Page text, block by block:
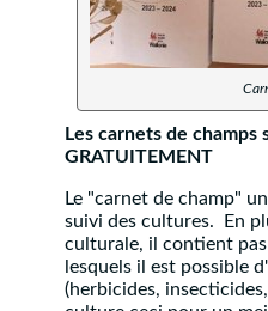
Les carnets de champs
GRATUITEMENT
Le "carnet de champ"
suivi des cultures. En
culturale, il contient
lesquels il est possible
(herbicides,